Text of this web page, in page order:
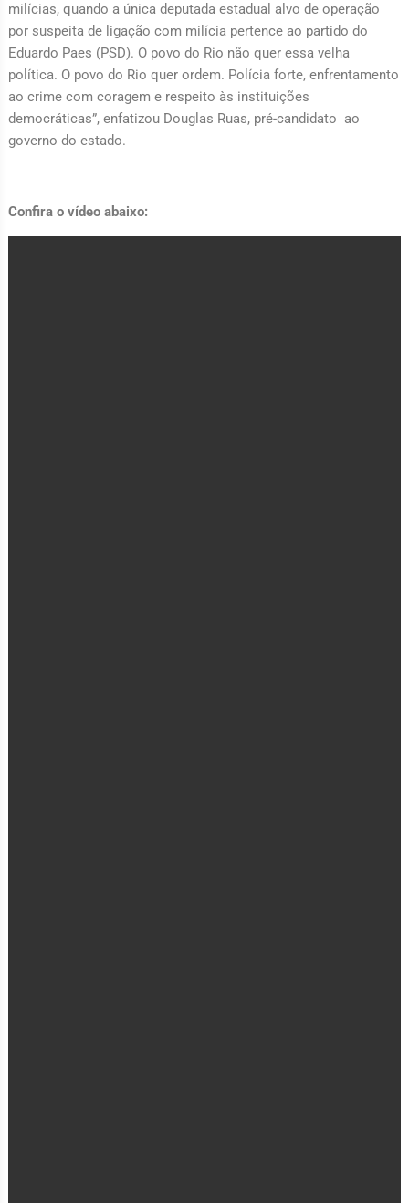
milícias, quando a única deputada estadual alvo de operação
por suspeita de ligação com milícia pertence ao partido do
Eduardo Paes (PSD). O povo do Rio não quer essa velha
política. O povo do Rio quer ordem. Polícia forte, enfrentamento
ao crime com coragem e respeito às instituições
democráticas”, enfatizou Douglas Ruas, pré-candidato ao
governo do estado.
Confira o vídeo abaixo: